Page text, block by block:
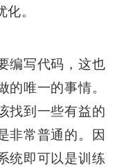
。
编写代码，这也
唯一的事情。
找到一些有益的
非常普通的。因
统即可以是训练